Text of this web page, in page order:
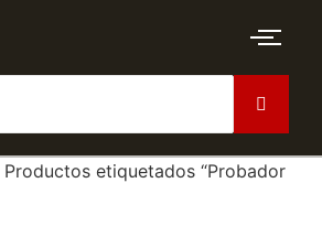
Productos etiquetados “Probador